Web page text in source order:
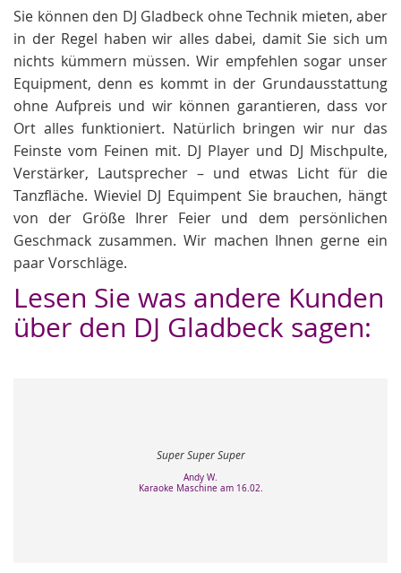
Sie können den DJ Gladbeck ohne Technik mieten, aber
in der Regel haben wir alles dabei, damit Sie sich um
nichts kümmern müssen. Wir empfehlen sogar unser
Equipment, denn es kommt in der Grundausstattung
ohne Aufpreis und wir können garantieren, dass vor
Ort alles funktioniert. Natürlich bringen wir nur das
Feinste vom Feinen mit. DJ Player und DJ Mischpulte,
Verstärker, Lautsprecher – und etwas Licht für die
Tanzfläche. Wieviel DJ Equimpent Sie brauchen, hängt
von der Größe Ihrer Feier und dem persönlichen
Geschmack zusammen. Wir machen Ihnen gerne ein
paar Vorschläge.
Lesen Sie was andere Kunden
über den DJ Gladbeck sagen:
Karaoke Maschine am 16.02.